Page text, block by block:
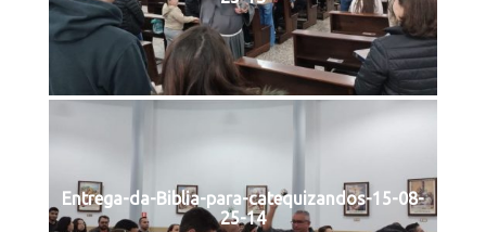
Entrega-da-Biblia-para-catequizandos-15-08-
25-14